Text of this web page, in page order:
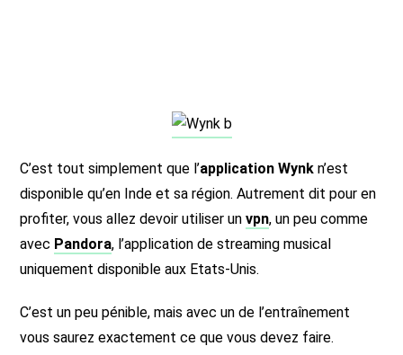
C’est tout simplement que l’application Wynk n’est
disponible qu’en Inde et sa région. Autrement dit pour en
profiter, vous allez devoir utiliser unvpn, un peu comme
avec Pandora, l’application de streaming musical
uniquement disponible aux Etats-Unis.
C’est un peu pénible, mais avec un de l’entraînement
vous saurez exactement ce que vous devez faire.